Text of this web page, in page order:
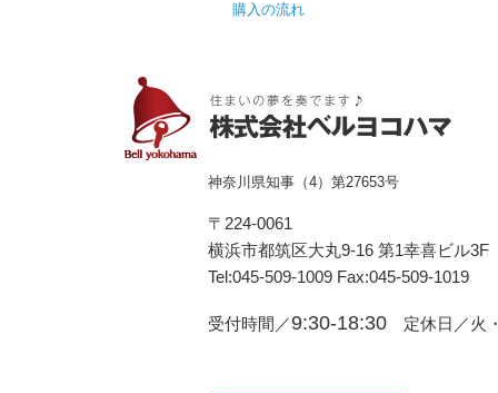
購入の流れ
神奈川県知事（4）第27653号
〒224-0061
横浜市都筑区⼤丸9-16 第1幸喜ビル3F
Tel:045-509-1009 Fax:045-509-1019
受付時間／9:30-18:30 定休日／火